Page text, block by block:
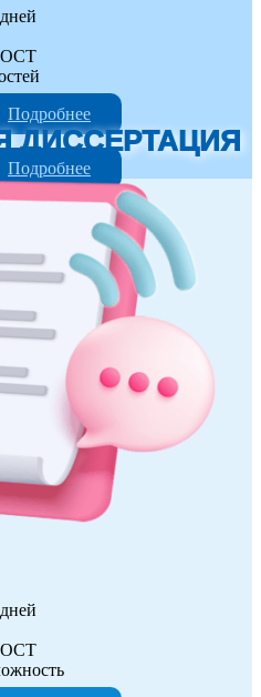
Подробнее
ДИССЕРТАЦИЯ
Подробнее